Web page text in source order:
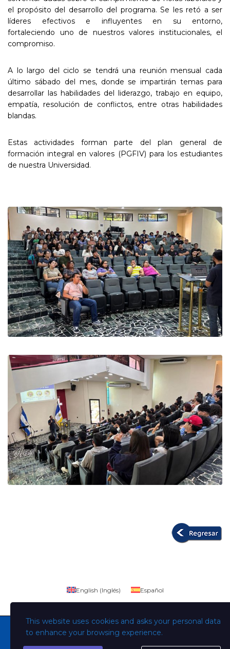
el propósito del desarrollo del programa. Se les retó a ser
líderes efectivos e influyentes en su entorno,
fortaleciendo uno de nuestros valores institucionales, el
compromiso.
A lo largo del ciclo se tendrá una reunión mensual cada
último sábado del mes, donde se impartirán temas para
desarrollar las habilidades del liderazgo, trabajo en equipo,
empatía, resolución de conflictos, entre otras habilidades
blandas.
Estas actividades forman parte del plan general de
formación integral en valores (PGFIV) para los estudiantes
de nuestra Universidad.
This website uses cookies and asks your personal data
to enhance your browsing experience.
English (Inglés) Español